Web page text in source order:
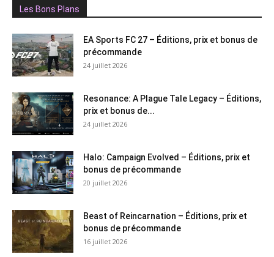
Les Bons Plans
EA Sports FC 27 – Éditions, prix et bonus de
précommande
24 juillet 2026
Resonance: A Plague Tale Legacy – Éditions,
prix et bonus de...
24 juillet 2026
Halo: Campaign Evolved – Éditions, prix et
bonus de précommande
20 juillet 2026
Beast of Reincarnation – Éditions, prix et
bonus de précommande
16 juillet 2026